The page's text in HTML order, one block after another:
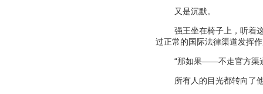
又是沉默。
强王坐在椅子上，听着
过正常的国际法律渠道发挥
“那如果——不走官方渠
所有人的目光都转向了